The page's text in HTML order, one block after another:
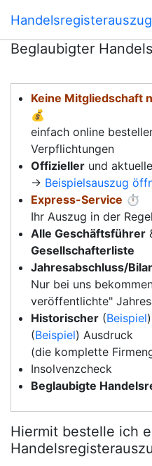
Handelsregisterauszug
Beglaubigter
Keine Mitgliedschaft
💰
einfach online
Verpflichtungen
Offizieller und
→ Beispielsauszug
Express-Service ⏱️
Ihr Auszug in der Regel
Alle Geschäftsführer
Gesellschafterliste
Jahresabschluss/
Nur bei uns
veröffentlichte"
Historischer (Beispiel)
(Beispiel) Ausdruck
(die komplette
Insolvenzcheck
Beglaubigte
Hiermit bestelle ich